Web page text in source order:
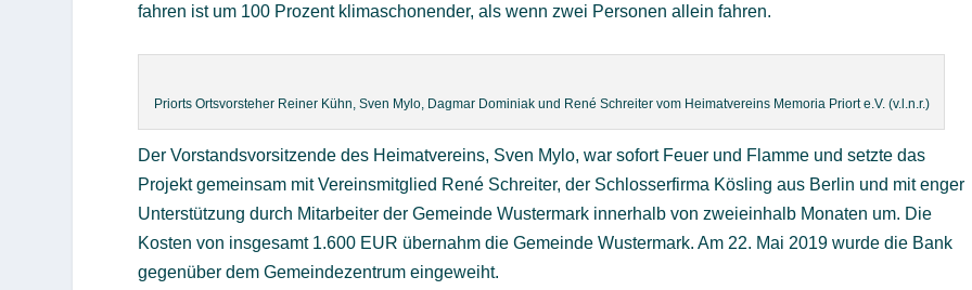
fahren ist um 100 Prozent klimaschonender, als wenn zwei Personen allein fahren.
Priorts Ortsvorsteher Reiner Kühn, Sven Mylo, Dagmar Dominiak und René Schreiter vom Heimatvereins Memoria Priort e.V. (v.l.n.r.)
Der Vorstandsvorsitzende des Heimatvereins, Sven Mylo, war sofort Feuer und Flamme und setzte das
Projekt gemeinsam mit Vereinsmitglied René Schreiter, der Schlosserfirma Kösling aus Berlin und mit enger
Unterstützung durch Mitarbeiter der Gemeinde Wustermark innerhalb von zweieinhalb Monaten um. Die
Kosten von insgesamt 1.600 EUR übernahm die Gemeinde Wustermark. Am 22. Mai 2019 wurde die Bank
gegenüber dem Gemeindezentrum eingeweiht.